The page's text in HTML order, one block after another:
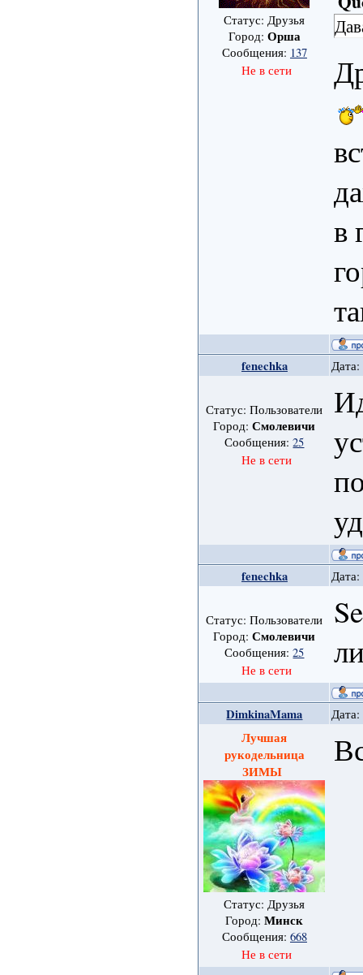
Статус: Друзья
Город: Орша
Сообщения: 137
Не в сети
в
fenechka
Статус: Пользователи
Город:Смолевичи
Сообщения:25
Не в сети
fenechka
Статус: Пользователи
Город:Смолевичи
Сообщения:25
Не в сети
DimkinaMama
Лучшая
рукодельница
ЗИМЫ
Статус: Друзья
Город:Минск
Сообщения: 668
Не в сети